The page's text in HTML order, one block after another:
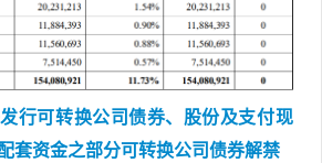
行可转换公司债券、股份及支付现
套资金之部分可转换公司债券解禁